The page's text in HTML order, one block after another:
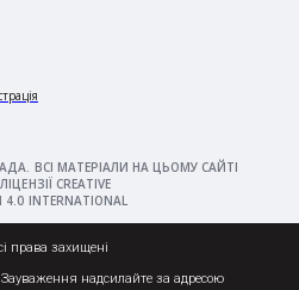
ВСІ МАТЕРІАЛИ НА ЦЬОМУ САЙТІ
CREATIVE
4.0 INTERNATIONAL
права захищені
надсилайте за адресою